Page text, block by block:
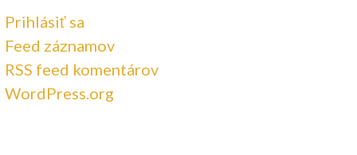
Prihlásiť sa
Feed záznamov
RSS feed komentárov
WordPress.org